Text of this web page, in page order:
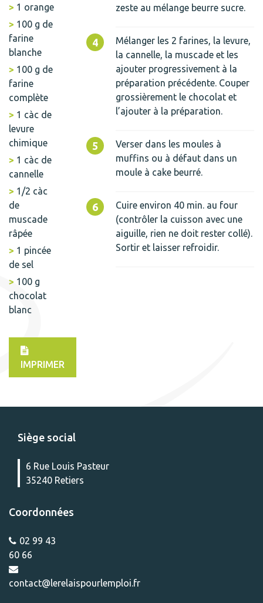
1 orange
100 g de
farine
blanche
100 g de
farine
complète
1 càc de
levure
chimique
1 càc de
cannelle
1/2 càc
de
muscade
râpée
1 pincée
de sel
100 g
chocolat
blanc
IMPRIMER
zeste au mélange beurre sucre.
Mélanger les 2 farines, la levure,
la cannelle, la muscade et les
ajouter progressivement à la
préparation précédente. Couper
grossièrement le chocolat et
l’ajouter à la préparation.
Verser dans les moules à
muffins ou à défaut dans un
moule à cake beurré.
Cuire environ 40 min. au four
(contrôler la cuisson avec une
aiguille, rien ne doit rester collé).
Sortir et laisser refroidir.
Siège social
6 Rue Louis Pasteur
35240 Retiers
Coordonnées
02 99 43
60 66
contact@lerelaispourlemploi.fr